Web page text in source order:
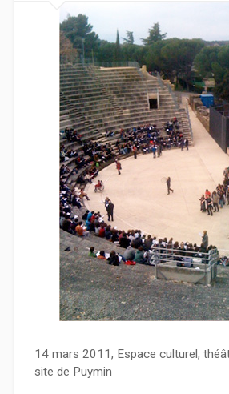
14 mars 2011, Espace culturel,
site de Puymin